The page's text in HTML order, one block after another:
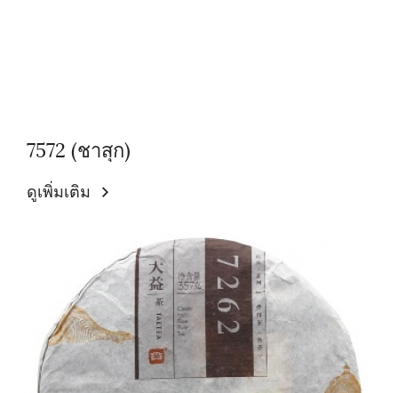
7572 (ชาสุก)
ดูเพิ่มเติม